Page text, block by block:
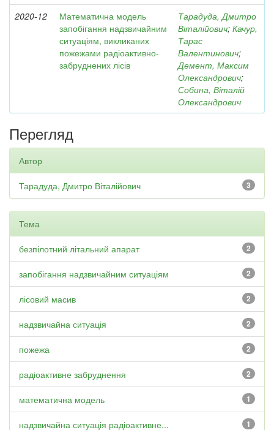
2020-12
Математична модель
запобігання надзвичайним
ситуаціям, викликаних
пожежами радіоактивно-
забруднених лісів
Тарадуда, Дмитро
Віталійович; Качур,
Тарас
Валентинович;
Демент, Максим
Олександрович;
Собина, Віталій
Олександрович
Перегляд
Автор
3
Тарадуда, Дмитро Віталійович
Тема
2
безпілотний літальний апарат
2
запобігання надзвичайним ситуаціям
2
лісовий масив
2
надзвичайна ситуація
2
пожежа
2
радіоактивне забруднення
1
математична модель
1
надзвичайна ситуація радіоактивне...